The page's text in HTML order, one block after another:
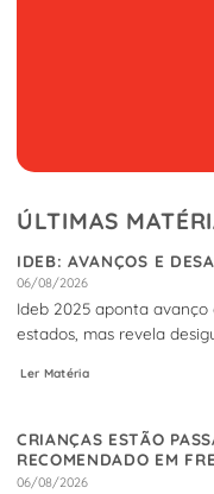
ÚLTIMAS
IDEB: AVANÇOS E
06/08/2026
Ideb 2025 aponta avanço
estados, mas revela
Ler Matéria
CRIANÇAS ESTÃO
RECOMENDADO EM
06/08/2026